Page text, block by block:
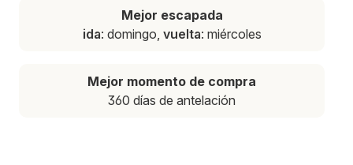
Mejor escapada
ida: domingo, vuelta: miércoles
Mejor momento de compra
360 días de antelación